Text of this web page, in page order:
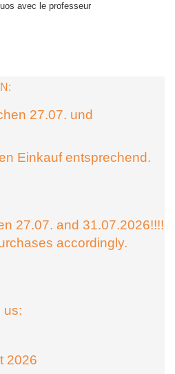
avec le professeur
27.07. und
Einkauf entsprechend.
27.07. and 31.07.2026!!!!
accordingly.
us:
2026